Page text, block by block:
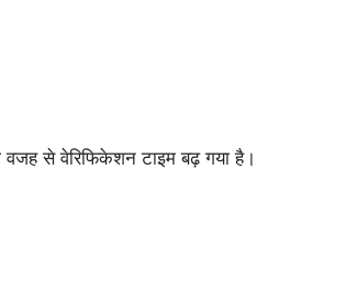
वजह से वेरिफिकेशन टाइम बढ़ गया है।